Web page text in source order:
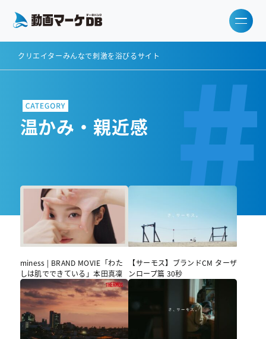
クリエイターみんなで刺激を浴びるサイト
温かみ・親近感 #
miness | BRAND MOVIE「わた
しは肌でできている」本⽥真凜
【サーモス】ブランドCM ターザ
ンロープ篇 30秒